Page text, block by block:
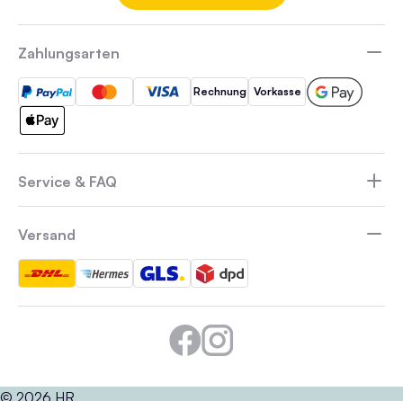
Zahlungsarten
Rechnung Vorkasse
Service & FAQ
Versand